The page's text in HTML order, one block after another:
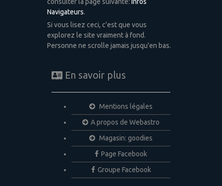
Navigateurs.
Si vous lisez ceci, c'est que vous
explorez le site vraiment à fond.
Personne ne scrolle jamais jusqu'en bas.
En savoir plus
Mentions légales
A propos de Webastro
Magasin: goodies
Page Facebook
Groupe Facebook